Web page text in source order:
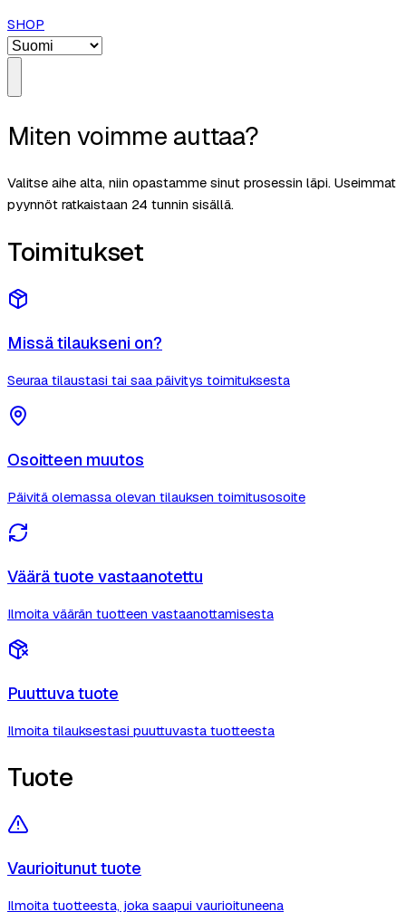
SHOP
Miten voimme auttaa?
Valitse aihe alta, niin opastamme sinut prosessin läpi. Useimmat
pyynnöt ratkaistaan 24 tunnin sisällä.
Toimitukset
Missä tilaukseni on?
Seuraa tilaustasi tai saa päivitys toimituksesta
Osoitteen muutos
Päivitä olemassa olevan tilauksen toimitusosoite
Väärä tuote vastaanotettu
Ilmoita väärän tuotteen vastaanottamisesta
Puuttuva tuote
Ilmoita tilauksestasi puuttuvasta tuotteesta
Tuote
Vaurioitunut tuote
Ilmoita tuotteesta, joka saapui vaurioituneena